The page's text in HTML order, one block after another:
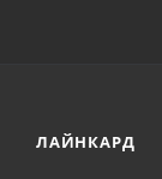
ЛАЙНКАРД